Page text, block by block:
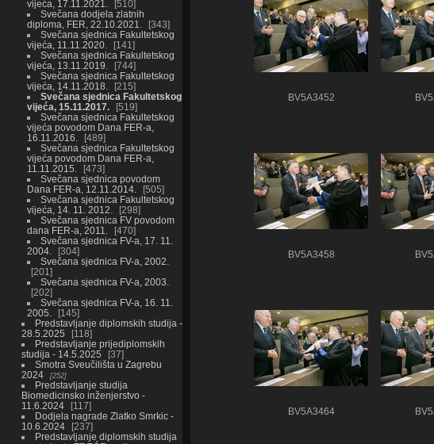
vijeća, 17.11.2021.
510
Svečana dodjela zlatnih
diploma, FER, 22.10.2021.
343
Svečana sjednica Fakultetskog
vijeća, 11.11.2020.
141
Svečana sjednica Fakultetskog
vijeća, 13.11.2019.
744
Svečana sjednica Fakultetskog
vijeća, 14.11.2018.
215
Svečana sjednica Fakultetskog
vijeća, 15.11.2017.
519
Svečana sjednica Fakultetskog
vijeća povodom Dana FER-a,
16.11.2016.
489
Svečana sjednica Fakultetskog
vijeća povodom Dana FER-a,
11.11.2015.
473
Svečana sjednica povodom
Dana FER-a, 12.11.2014.
505
Svečana sjednica Fakultetskog
vijeća, 14. 11. 2012.
298
Svečana sjednica FV povodom
dana FER-a, 2011.
470
Svečana sjednica FV-a, 17. 11.
2004.
304
Svečana sjednica FV-a, 2002.
201
Svečana sjednica FV-a, 2003.
202
Svečana sjednica FV-a, 16. 11.
2005.
145
Predstavljanje diplomskih studija -
28.5.2025
118
Predstavljanje prijediplomskih
studija - 14.5.2025
37
Smotra Sveučilišta u Zagrebu
2024
252
Predstavljanje studija
Biomedicinsko inženjerstvo -
11.6.2024
117
Dodjela nagrade Zlatko Smrkic -
10.6.2024
237
Predstavljanje diplomskih studija
BV5A3452
BV5A3458
BV5A3464